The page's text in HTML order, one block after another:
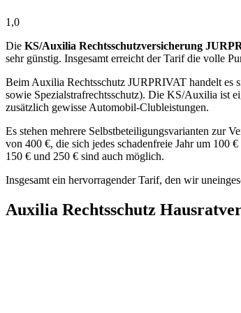
1,0
Die KS/Auxilia Rechtsschutzversicherung
sehr günstig. Insgesamt erreicht der Tarif die volle
Beim Auxilia Rechtsschutz JURPRIVAT handelt es
sowie Spezialstrafrechtsschutz). Die KS/Auxilia ist
zusätzlich gewisse Automobil-Clubleistungen.
Es stehen mehrere Selbstbeteiligungsvarianten zur
von 400 €, die sich jedes schadenfreie Jahr um 100
150 € und 250 € sind auch möglich.
Insgesamt ein hervorragender Tarif, den wir
Auxilia Rechtsschutz